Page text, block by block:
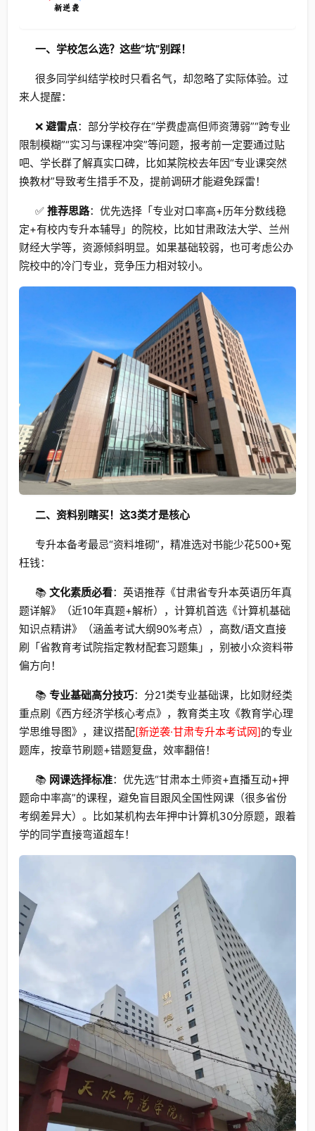
一、学校怎么选？这些“坑”别踩！
很多同学纠结学校时只看名气，却忽略了实际体验。过
来人提醒：
❌ 避雷点：部分学校存在“学费虚高但师资薄弱”“跨专业
限制模糊”“实习与课程冲突”等问题，报考前一定要通过贴
吧、学长群了解真实口碑，比如某院校去年因“专业课突然
换教材”导致考生措手不及，提前调研才能避免踩雷！
✅ 推荐思路：优先选择「专业对口率高+历年分数线稳
定+有校内专升本辅导」的院校，比如甘肃政法大学、兰州
财经大学等，资源倾斜明显。如果基础较弱，也可考虑公办
院校中的冷门专业，竞争压力相对较小。
二、资料别瞎买！这3类才是核心
专升本备考最忌“资料堆砌”，精准选对书能少花500+冤
枉钱：
📚 文化素质必看：英语推荐《甘肃省专升本英语历年真
题详解》（近10年真题+解析），计算机首选《计算机基础
知识点精讲》（涵盖考试大纲90%考点），高数/语文直接
刷「省教育考试院指定教材配套习题集」，别被小众资料带
偏方向！
📚 专业基础高分技巧：分21类专业基础课，比如财经类
重点刷《西方经济学核心考点》，教育类主攻《教育学心理
学思维导图》，建议搭配[新逆袭·甘肃专升本考试网]的专业
题库，按章节刷题+错题复盘，效率翻倍！
📚 网课选择标准：优先选“甘肃本土师资+直播互动+押
题命中率高”的课程，避免盲目跟风全国性网课（很多省份
考纲差异大）。比如某机构去年押中计算机30分原题，跟着
学的同学直接弯道超车！